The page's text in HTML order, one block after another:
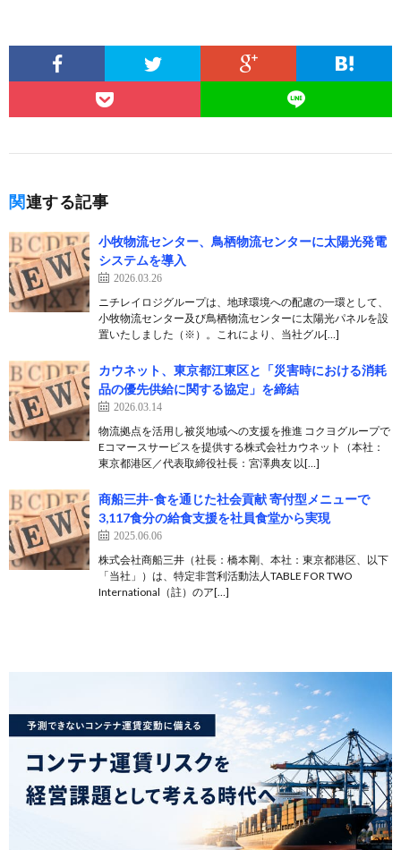
関連する記事
小牧物流センター、鳥栖物流センターに太陽光発電
システムを導入
2026.03.26
ニチレイロジグループは、地球環境への配慮の一環として、
小牧物流センター及び鳥栖物流センターに太陽光パネルを設
置いたしました（※）。これにより、当社グル[…]
カウネット、東京都江東区と「災害時における消耗
品の優先供給に関する協定」を締結
2026.03.14
物流拠点を活用し被災地域への支援を推進 コクヨグループで
Eコマースサービスを提供する株式会社カウネット（本社：
東京都港区／代表取締役社長：宮澤典友 以[…]
商船三井-食を通じた社会貢献 寄付型メニューで
3,117食分の給食支援を社員食堂から実現
2025.06.06
株式会社商船三井（社長：橋本剛、本社：東京都港区、以下
「当社」）は、特定非営利活動法人TABLE FOR TWO
International（註）のア[…]